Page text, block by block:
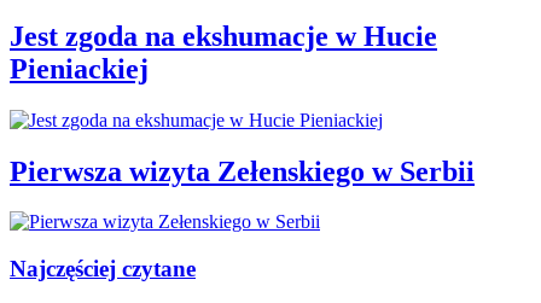
Jest zgoda na ekshumacje w Hucie
Pieniackiej
Pierwsza wizyta Zełenskiego w Serbii
Najczęściej czytane